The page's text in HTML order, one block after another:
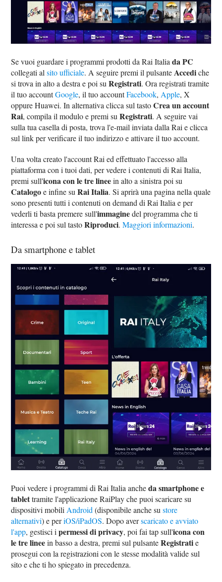
Se vuoi guardare i programmi prodotti da Rai Italiada PC
collegati alsito ufficiale. A seguire premi il pulsante Accediche
si trova in alto a destra e poi suRegistrati. Ora registrati tramite
il tuo accountGoogle, il tuo accountFacebook, Apple, X
oppure Huawei. In alternativa clicca sul tastoCrea un account
Rai, compila il modulo e premi suRegistrati. A seguire vai
sulla tua casella di posta, trova l'e-mail inviata dalla Rai e clicca
sul link per verificare il tuo indirizzo e attivare il tuo account.
Una volta creato l'account Rai ed effettuato l'accesso alla
piattaforma con i tuoi dati, per vedere i contenuti di Rai Italia,
premi sull'icona con le tre lineein alto a sinistra poi su
Catalogoe infine suRai Italia. Si aprirà una pagina nella quale
sono presenti tutti i contenuti on demand di Rai Italia e per
vederli ti basta premere sull'immaginedel programma che ti
interessa e poi sul tastoRiproduci.Maggiori informazioni.
Da smartphone e tablet
Puoi vedere i programmi di Rai Italia ancheda smartphone e
tablettramite l'applicazione RaiPlay che puoi scaricare su
dispositivi mobiliAndroid(disponibile anche sustore
alternativi) e periOS/iPadOS. Dopo averscaricato e avviato
l'app, gestisci ipermessi di privacy, poi fai tap sull'icona con
le tre lineein basso a destra, premi sul pulsanteRegistratie
prosegui con la registrazioni con le stesse modalità valide sul
sito e che ti ho spiegato in precedenza.